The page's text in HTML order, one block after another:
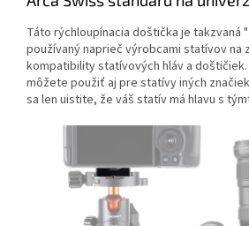
Táto rýchloupínacia doštička je takzvaná
používaný naprieč výrobcami statívov na
kompatibility statívových hláv a
môžete použiť aj pre statívy iných
sa len uistite, že váš statív má hlavu s